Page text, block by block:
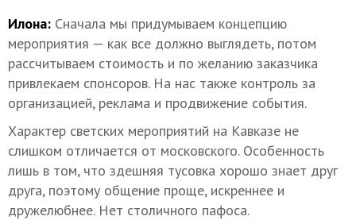
Илона: Сначала мы придумываем концепцию
мероприятия — как все должно выглядеть, потом
рассчитываем стоимость и по желанию заказчика
привлекаем спонсоров. На нас также контроль за
организацией, реклама и продвижение события.
Характер светских мероприятий на Кавказе не
слишком отличается от московского. Особенность
лишь в том, что здешняя тусовка хорошо знает друг
друга, поэтому общение проще, искреннее и
дружелюбнее. Нет столичного пафоса.